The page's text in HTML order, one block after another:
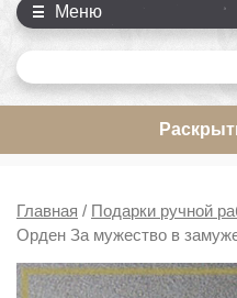
Меню
Главная / Подарки ручной
Орден За мужество в